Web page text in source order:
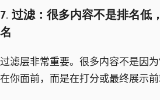
7. 过滤：很多内容不是排名低
名
过滤层非常重要。很多内容不是因
在你面前，而是在打分或最终展示前